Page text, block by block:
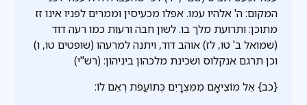
המקום: ה' אלהיו עמו. אפלו מכעיסין וממרים לפניו אינו זז
מתוכן: ותרועת מלך בו. לשון חבה ורעות כמו רעה דוד
(שמואל ב' טו, לז) אוהב דוד, ויתנה למרעהו (שופטים טו, ו)
וכן תרגם אנקלוס ושכינת מלכהון ביניהון: (רש"י)
{כב} אֵל מוֹצִיאָם מִמִּצְרָיִם כְּתוֹעֲפֹת רְאֵם לוֹ: